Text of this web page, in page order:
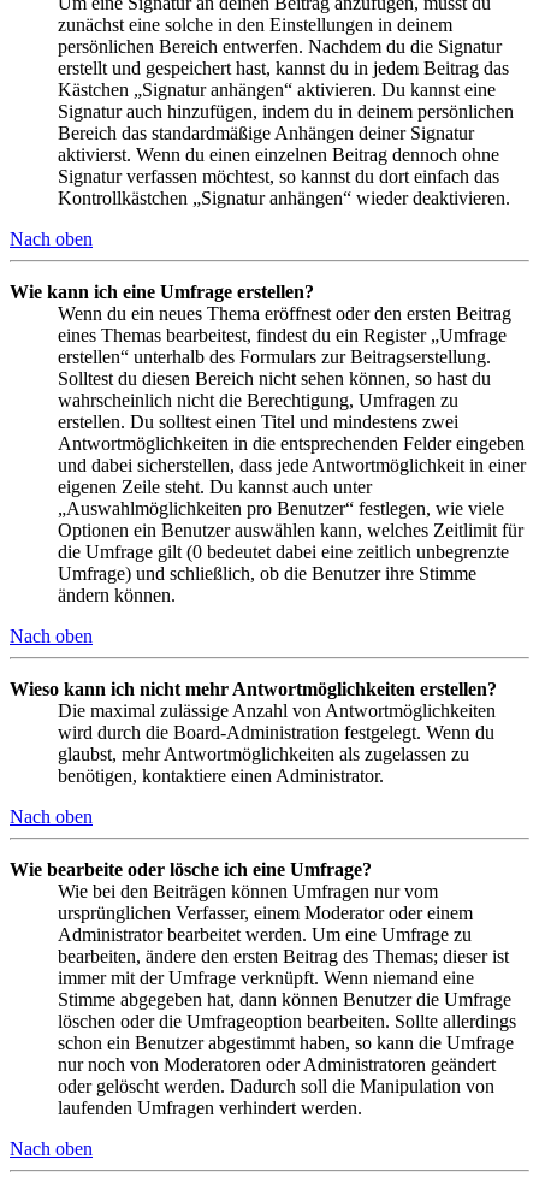
zunächst eine solche in den Einstellungen in deinem
persönlichen Bereich entwerfen. Nachdem du die Signatur
erstellt und gespeichert hast, kannst du in jedem Beitrag das
Kästchen „Signatur anhängen“ aktivieren. Du kannst eine
Signatur auch hinzufügen, indem du in deinem persönlichen
Bereich das standardmäßige Anhängen deiner Signatur
aktivierst. Wenn du einen einzelnen Beitrag dennoch ohne
Signatur verfassen möchtest, so kannst du dort einfach das
Kontrollkästchen „Signatur anhängen“ wieder deaktivieren.
Nach oben
Wie kann ich eine Umfrage erstellen?
Wenn du ein neues Thema eröffnest oder den ersten Beitrag
eines Themas bearbeitest, findest du ein Register „Umfrage
erstellen“ unterhalb des Formulars zur Beitragserstellung.
Solltest du diesen Bereich nicht sehen können, so hast du
wahrscheinlich nicht die Berechtigung, Umfragen zu
erstellen. Du solltest einen Titel und mindestens zwei
Antwortmöglichkeiten in die entsprechenden Felder eingeben
und dabei sicherstellen, dass jede Antwortmöglichkeit in einer
eigenen Zeile steht. Du kannst auch unter
„Auswahlmöglichkeiten pro Benutzer“ festlegen, wie viele
Optionen ein Benutzer auswählen kann, welches Zeitlimit für
die Umfrage gilt (0 bedeutet dabei eine zeitlich unbegrenzte
Umfrage) und schließlich, ob die Benutzer ihre Stimme
ändern können.
Nach oben
Wieso kann ich nicht mehr Antwortmöglichkeiten erstellen?
Die maximal zulässige Anzahl von Antwortmöglichkeiten
wird durch die Board-Administration festgelegt. Wenn du
glaubst, mehr Antwortmöglichkeiten als zugelassen zu
benötigen, kontaktiere einen Administrator.
Nach oben
Wie bearbeite oder lösche ich eine Umfrage?
Wie bei den Beiträgen können Umfragen nur vom
ursprünglichen Verfasser, einem Moderator oder einem
Administrator bearbeitet werden. Um eine Umfrage zu
bearbeiten, ändere den ersten Beitrag des Themas; dieser ist
immer mit der Umfrage verknüpft. Wenn niemand eine
Stimme abgegeben hat, dann können Benutzer die Umfrage
löschen oder die Umfrageoption bearbeiten. Sollte allerdings
schon ein Benutzer abgestimmt haben, so kann die Umfrage
nur noch von Moderatoren oder Administratoren geändert
oder gelöscht werden. Dadurch soll die Manipulation von
laufenden Umfragen verhindert werden.
Nach oben